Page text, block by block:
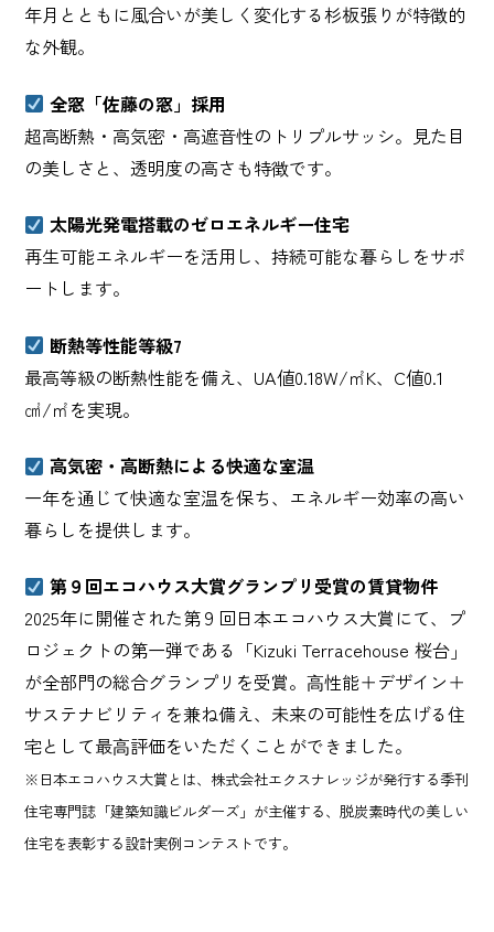
年月とともに風合いが美しく変化する杉板張りが特徴的
な外観。
全窓「佐藤の窓」採用
超高断熱・高気密・高遮音性のトリプルサッシ。見た目
の美しさと、透明度の高さも特徴です。
太陽光発電搭載のゼロエネルギー住宅
再生可能エネルギーを活用し、持続可能な暮らしをサポ
ートします。
断熱等性能等級7
最高等級の断熱性能を備え、UA値0.18W/㎡K、C値0.1
㎠/㎡を実現。
高気密・高断熱による快適な室温
一年を通じて快適な室温を保ち、エネルギー効率の高い
暮らしを提供します。
第９回エコハウス大賞グランプリ受賞の賃貸物件
2025年に開催された第９回日本エコハウス大賞にて、プ
ロジェクトの第一弾である「Kizuki Terracehouse 桜台」
が全部門の総合グランプリを受賞。⾼性能＋デザイン＋
サステナビリティを兼ね備え、未来の可能性を広げる住
宅として最⾼評価をいただくことができました。
※日本エコハウス大賞とは、株式会社エクスナレッジが発行する季刊
住宅専門誌「建築知識ビルダーズ」が主催する、脱炭素時代の美しい
住宅を表彰する設計実例コンテストです。